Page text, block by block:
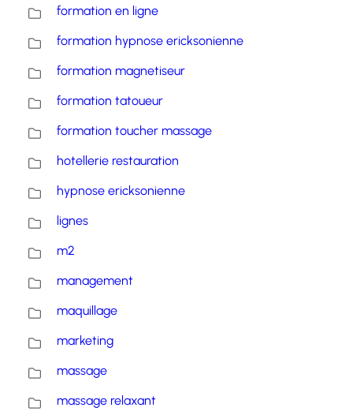
formation en ligne
formation hypnose ericksonienne
formation magnetiseur
formation tatoueur
formation toucher massage
hotellerie restauration
hypnose ericksonienne
lignes
m2
management
maquillage
marketing
massage
massage relaxant